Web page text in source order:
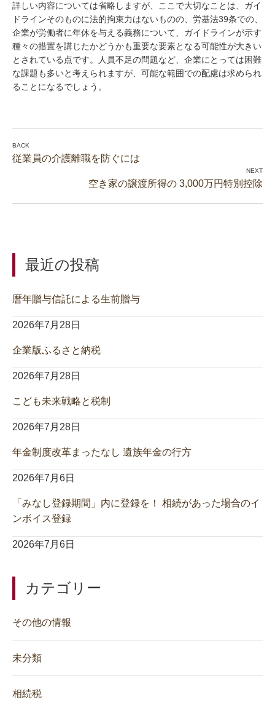
詳しい内容については省略しますが、ここで大切なことは、ガイ
ドラインそのものに法的拘束力はないものの、労基法39条での、
企業が労働者に年休を与える義務について、ガイドラインが示す
種々の措置を講じたかどうかも重要な要素となる可能性が大きい
とされている点です。人員不足の問題など、企業にとっては困難
な課題も多いと考えられますが、可能な範囲での配慮は求められ
ることになるでしょう。
従業員の介護離職を防ぐには
空き家の譲渡所得の 3,000万円特別控除
最近の投稿
暦年贈与信託による生前贈与
2026年7月28日
企業版ふるさと納税
2026年7月28日
こども未来戦略と税制
2026年7月28日
年金制度改革まったなし 遺族年金の行方
2026年7月6日
「みなし登録期間」内に登録を！ 相続があった場合のイ
ンボイス登録
2026年7月6日
カテゴリー
その他の情報
未分類
相続税